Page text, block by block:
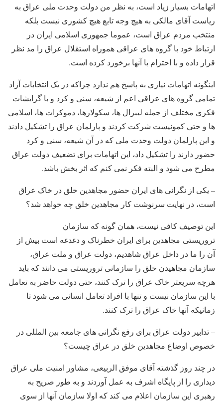
اتهامات بسیار زیاد است، به نظر من دولت وحدت ملی عراق به
ریاست آقای مالکی به هیچ وجه تابع هیچ کشوری نیست بلکه
منتخب مردم عراق است، عموما جمهوری اسلامی ایران در
ارتباط خود با گروه های عراقی هموراه استقلال عراق را مد نظر
قرار داده و با احترام با آنها برخورد کرده است.
اینگونه اتهامات نیازی به پاسخ هم ندارد چراکه در یک انتخابات آزاد
تمامی گروه های عراقی اعم از شیعه، سنی و کرد و با گرایشات
فکری مختلف از جمله لیبرال ها، سکولارها، دموکرات ها، اسلامی
ها و حتی کمونیست شرکت کردند و پارلمان عراق را تشکیل دادند
و این پارلمان دولت وحدت ملی که در آن شیعه، سنی و کرد
حضور دارند را تشکیل داد، این اتهامات برای تضعیف دولت عراق
مطرح می شود و البته فکر نمی کنم که اثر بخش باشد.
– یکی از نگرانی های ایران حضور مجاهدین خلق در خاک عراق
است، در نهایت سرنوشت کار مجاهدین خلق چه خواهد شد؟
این توصیف کافی نیست، همان گونه که سازمان
تروریستی مجاهدین برای ایران خطرناک و دغدغه است بیش از
آن را ما در داخل عراق شاهدیم، دولت عراق و ملت عراق،
سازمان مجاهیدن خلق را سازمانی تروریستی می دانند که باید
هرچه سریعتر خاک عراق را ترک کنند، حتی دولت حاضر به تعامل
با این سازمان نیست و تنها با افراد تعامل انسانی می شود تا
زمانیکه آنها خاک عراق را ترک کنند.
– تدابیر دولت عراق برای رفع نگرانی های جامعه بین المللی در
خصوص اوضاع مجاهدین خلق در عراق چیست؟
در چند روز گذشته آقای موفق الربیعی، مشاور امنیت ملی عراق
دیداری را از پایگاه اشرف به عمل آوردند و به طور صریح به
رهبری این سازمان اعلام می کند که اولا سازمان آنها از سوی